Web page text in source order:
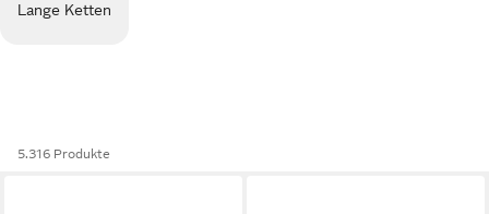
Lange Ketten
5.316 Produkte